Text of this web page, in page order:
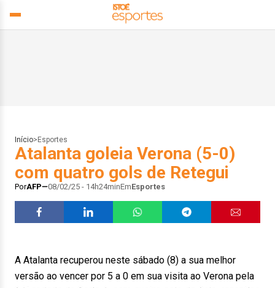
Início> Esportes
Atalanta goleia Verona (5-0)
com quatro gols de Retegui
PorAFP 08/02/25 - 14h24minEmEsportes
A Atalanta recuperou neste sábado (8) a sua melhor
versão ao vencer por 5 a 0 em sua visita ao Verona pela